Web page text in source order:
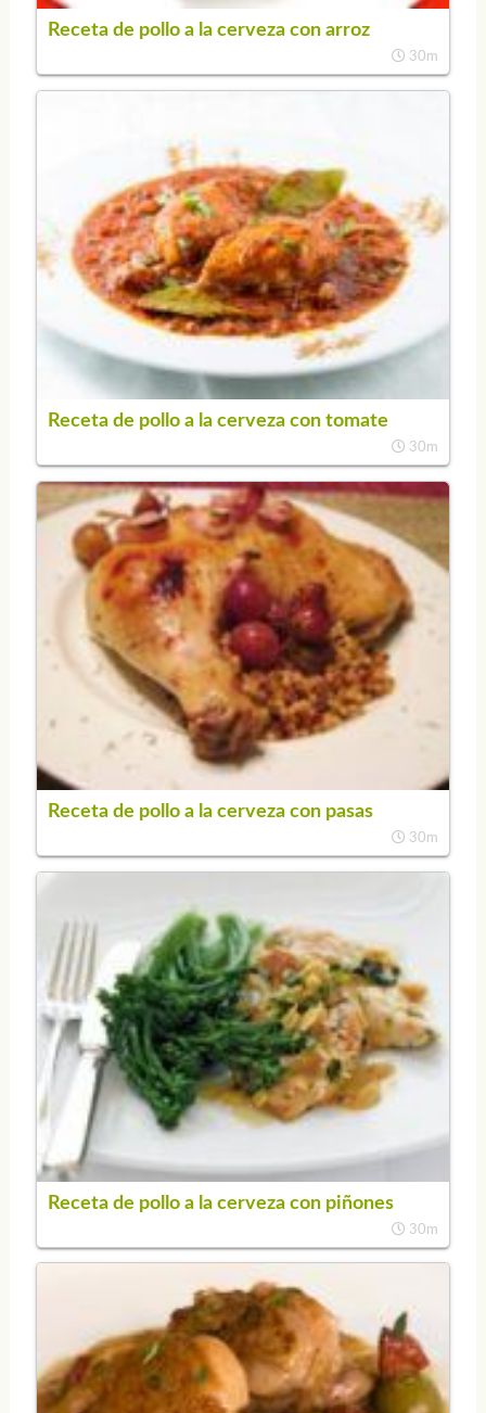
Receta de pollo a la cerveza con arroz
30m
Receta de pollo a la cerveza con tomate
30m
Receta de pollo a la cerveza con pasas
30m
Receta de pollo a la cerveza con piñones
30m